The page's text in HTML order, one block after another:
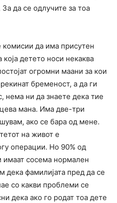
да се одлучите за тоа
комисии да има присутен
која детето носи некаква
огромни маани за кои
бременост, а да ги
нема ни да знаете дека тие
мана. Има две-три
ако се бара од мене.
на живот е
операции. Но 90% од
имаат сосема нормален
дека фамилијата пред да се
со какви проблеми се
дека ако го родат тоа дете